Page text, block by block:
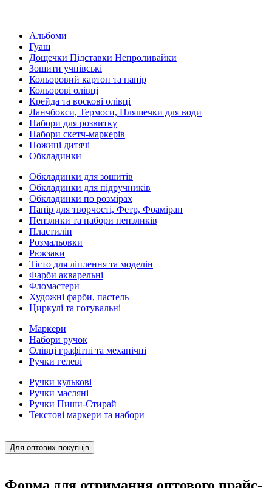
Альбоми
Гуаш
Дощечки Підставки Непроливайки
Зошити учнівські
Кольоровий картон та папір
Кольорові олівці
Крейда та воскові олівці
Ланчбокси, Термоси, Пляшечки для води
Набори для розвитку
Набори скетч-маркерів
Ножиці дитячі
Обкладинки
Обкладинки для зошитів
Обкладинки для підручників
Обкладинки по розмірах
Папір для творчості, Фетр, Фоаміран
Пензлики та набори пензликів
Пластилін
Розмальовки
Рюкзаки
Тісто для ліплення та моделін
Фарби акварельні
Фломастери
Художні фарби, пастель
Циркулі та готувальні
Маркери
Набори ручок
Олівці графітні та механічні
Ручки гелеві
Ручки кулькові
Ручки масляні
Ручки Пиши-Стирай
Текстові маркери та набори
Для оптових покупців